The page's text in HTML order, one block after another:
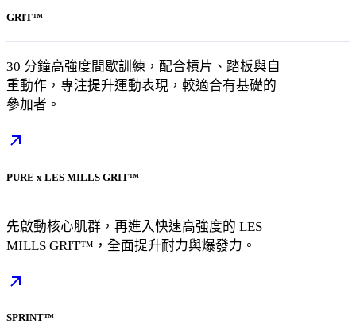
GRIT™
30 分鐘高強度間歇訓練，配合槓片、踏板與自
重動作，專注提升運動表現，較適合有基礎的
參加者。
PURE x LES MILLS GRIT™
先啟動核心肌群，再進入快速高強度的 LES
MILLS GRIT™，全面提升耐力與爆發力。
SPRINT™